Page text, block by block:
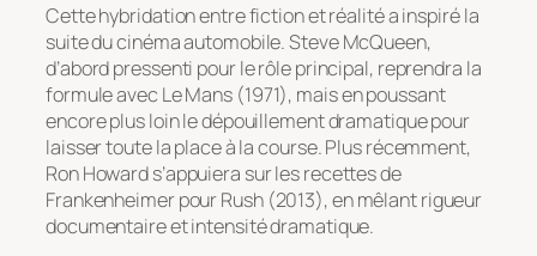
Cette hybridation entre fiction et réalité a inspiré la
suite du cinéma automobile. Steve McQueen,
d’abord pressenti pour le rôle principal, reprendra la
formule avec Le Mans (1971), mais en poussant
encore plus loin le dépouillement dramatique pour
laisser toute la place à la course. Plus récemment,
Ron Howard s’appuiera sur les recettes de
Frankenheimer pourRush(2013), en mêlant rigueur
documentaire et intensité dramatique.